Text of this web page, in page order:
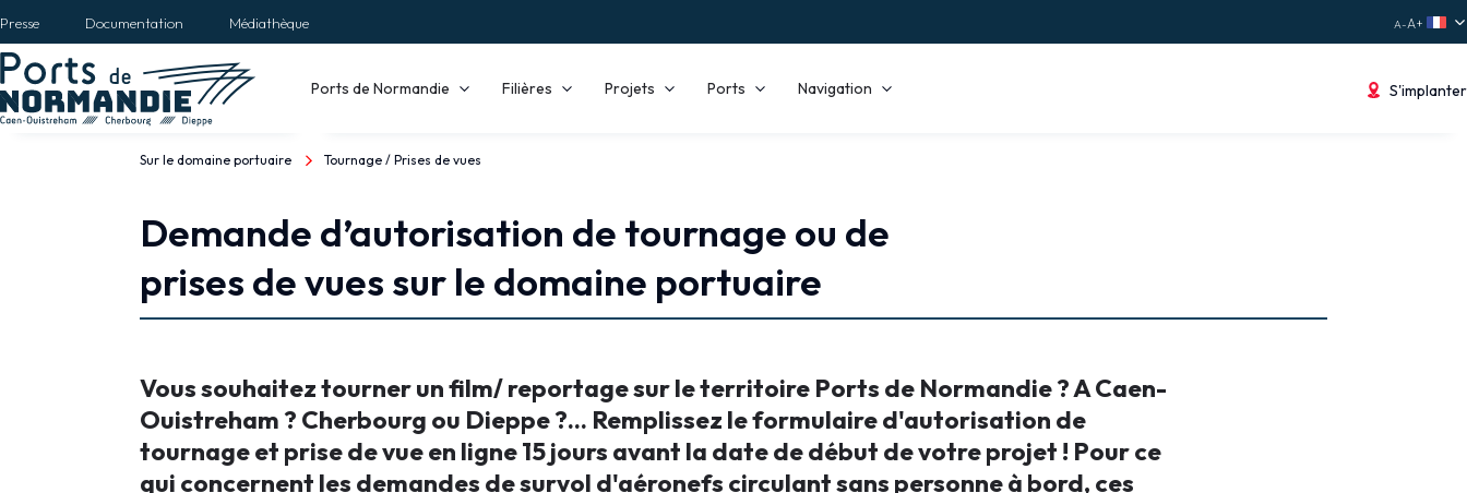
Aller
au
contenu
principal
Presse Documentation Médiathèque
Main
Ports de Normandie Filières Projets Ports Navigation S'implanter
Fil
d'Ariane
Sur le domaine portuaire Tournage / Prises de vues
Tournage
/
de
vues
Demande d’autorisation de tournage ou de
prises de vues sur le domaine portuaire
Vous souhaitez tourner un film/ reportage sur le territoire Ports de Normandie ? A Caen-
Ouistreham ? Cherbourg ou Dieppe ?... Remplissez le formulaire d'autorisation de
tournage et prise de vue en ligne15 jours avant la date de début de votre projet ! Pour ce
qui concernent les demandes de survol d'aéronefs circulant sans personne à bord, ces